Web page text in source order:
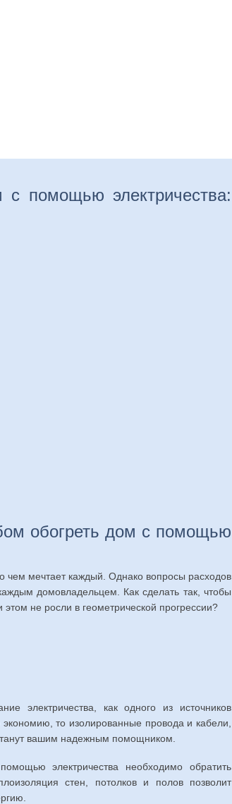
с помощью электричества:
обогреть дом с помощью
мечтает каждый. Однако вопросы расходов
домовладельцем. Как сделать так, чтобы
не росли в геометрической прогрессии?
электричества, как одного из источников
то изолированные провода и кабели,
вашим надежным помощником.
электричества необходимо обратить
стен, потолков и полов позволит